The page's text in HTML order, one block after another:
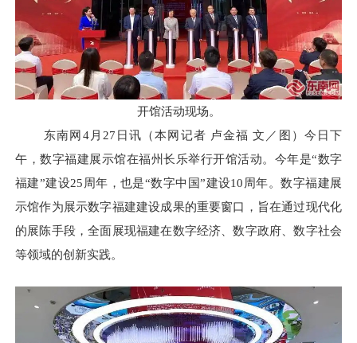
开馆活动现场。
东南网4月27日讯（本网记者 卢金福 文／图）今日下
午，数字福建展示馆在福州长乐举行开馆活动。今年是“数字
福建”建设25周年，也是“数字中国”建设10周年。数字福建展
示馆作为展示数字福建建设成果的重要窗口，旨在通过现代化
的展陈手段，全面展现福建在数字经济、数字政府、数字社会
等领域的创新实践。